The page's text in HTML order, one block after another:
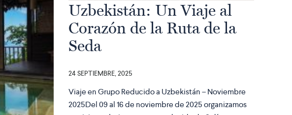
Uzbekistán: Un Viaje al
Corazón de la Ruta de la
Seda
24 SEPTIEMBRE, 2025
Viaje en Grupo Reducido a Uzbekistán – Noviembre
2025Del 09 al 16 de noviembre de 2025 organizamos